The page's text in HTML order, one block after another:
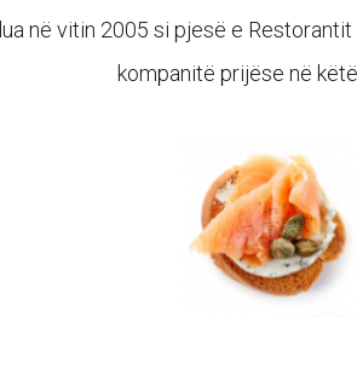
në vitin 2005 si pjesë e
kompanitë prijëse në